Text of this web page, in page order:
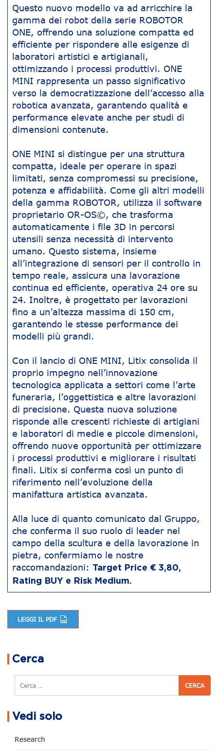
Questo nuovo modello va ad arricchire la
gamma dei robot della serie ROBOTOR
ONE, offrendo una soluzione compatta ed
efficiente per rispondere alle esigenze di
laboratori artistici e artigianali,
ottimizzando i processi produttivi. ONE
MINI rappresenta un passo significativo
verso la democratizzazione dell’accesso alla
robotica avanzata, garantendo qualità e
performance elevate anche per studi di
dimensioni contenute.
ONE MINI si distingue per una struttura
compatta, ideale per operare in spazi
limitati, senza compromessi su precisione,
potenza e affidabilità. Come gli altri modelli
della gamma ROBOTOR, utilizza il software
proprietario OR-OS©, che trasforma
automaticamente i file 3D in percorsi
utensili senza necessità di intervento
umano. Questo sistema, insieme
all’integrazione di sensori per il controllo in
tempo reale, assicura una lavorazione
continua ed efficiente, operativa 24 ore su
24. Inoltre, è progettato per lavorazioni
fino a un’altezza massima di 150 cm,
garantendo le stesse performance dei
modelli più grandi.
Con il lancio di ONE MINI, Litix consolida il
proprio impegno nell’innovazione
tecnologica applicata a settori come l’arte
funeraria, l’oggettistica e altre lavorazioni
di precisione. Questa nuova soluzione
risponde alle crescenti richieste di artigiani
e laboratori di medie e piccole dimensioni,
offrendo nuove opportunità per ottimizzare
i processi produttivi e migliorare i risultati
finali. Litix si conferma così un punto di
riferimento nell’evoluzione della
manifattura artistica avanzata.
Alla luce di quanto comunicato dal Gruppo,
che conferma il suo ruolo di leader nel
campo della scultura e della lavorazione in
pietra, confermiamo le nostre
raccomandazioni: Target Price € 3,80,
Rating BUY e Risk Medium.
LEGGI IL PDF
Cerca
Cerca
Vedi solo
Research